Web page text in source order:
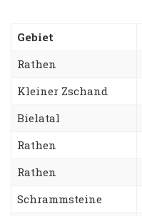
Gebiet
Rathen
Kleiner Zschand
Bielatal
Rathen
Rathen
Schrammsteine